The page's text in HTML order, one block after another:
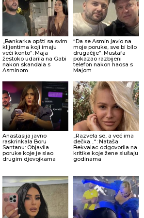
„Bankarka opšti sa svim
klijentima koji imaju
veći konto“: Maja
žestoko udarila na Gabi
nakon skandala s
Asminom
“Da se Asmin javio na
moje poruke, sve bi bilo
drugačije“: Mustafa
pokazao razbijeni
telefon nakon haosa s
Majom
Anastasija javno
raskrinkala Boru
Santanu: Objavila
poruke koje je slao
drugim djevojkama
„Razvela se, a već ima
dečka…“: Nataša
Bekvalac odgovorila na
kritike koje žene slušaju
godinama